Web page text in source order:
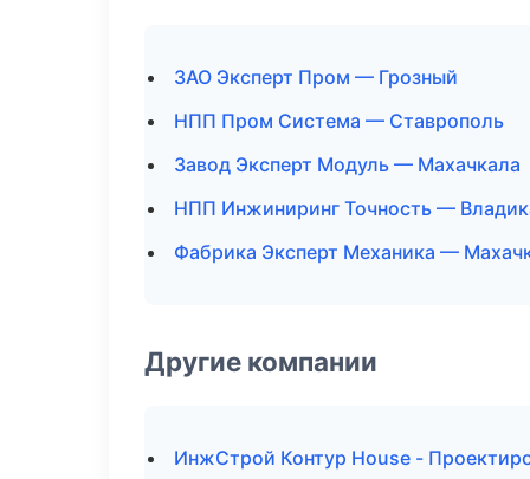
ЗАО Эксперт Пром — Грозный
НПП Пром Система — Ставрополь
Завод Эксперт Модуль — Махачкала
НПП Инжиниринг Точность —
Фабрика Эксперт Механика —
Другие компании
ИнжСтрой Контур House -